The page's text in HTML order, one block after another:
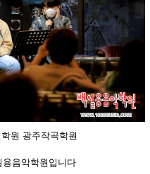
원 광주작곡학원
음악학원입니다